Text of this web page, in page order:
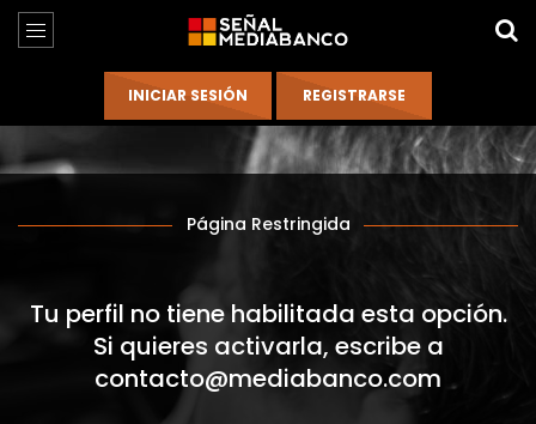
Página Restringida
Tu perfil no tiene habilitada esta opción.
Si quieres activarla, escribe a
contacto@mediabanco.com